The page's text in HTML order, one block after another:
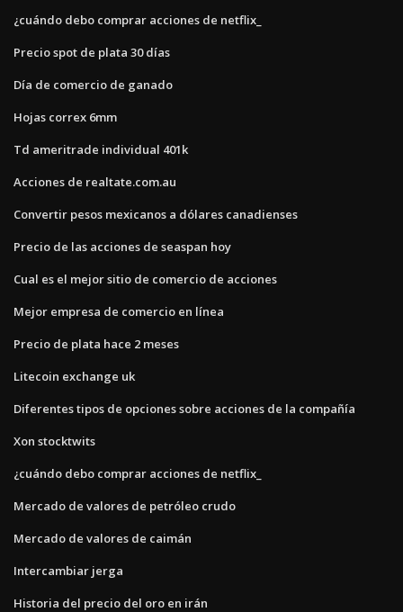
¿cuándo debo comprar acciones de netflix_
Precio spot de plata 30 días
Día de comercio de ganado
Hojas correx 6mm
Td ameritrade individual 401k
Acciones de realtate.com.au
Convertir pesos mexicanos a dólares canadienses
Precio de las acciones de seaspan hoy
Cual es el mejor sitio de comercio de acciones
Mejor empresa de comercio en línea
Precio de plata hace 2 meses
Litecoin exchange uk
Diferentes tipos de opciones sobre acciones de la compañía
Xon stocktwits
¿cuándo debo comprar acciones de netflix_
Mercado de valores de petróleo crudo
Mercado de valores de caimán
Intercambiar jerga
Historia del precio del oro en irán